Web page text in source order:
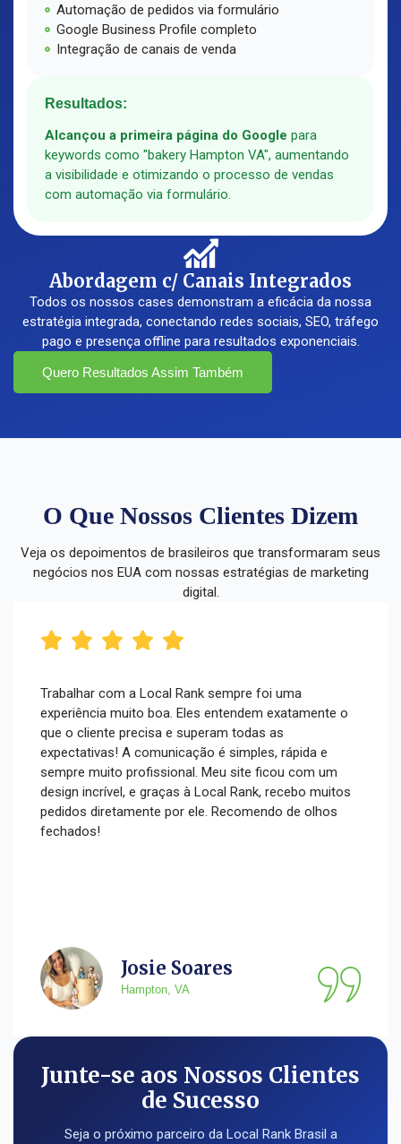
Automação de pedidos via formulário
Google Business Profile completo
Integração de canais de venda
Resultados:
Alcançou a primeira página do Google para
keywords como "bakery Hampton VA", aumentando
a visibilidade e otimizando o processo de vendas
com automação via formulário.
Abordagem c/ Canais Integrados
Todos os nossos cases demonstram a eficácia da nossa
estratégia integrada, conectando redes sociais, SEO, tráfego
pago e presença offline para resultados exponenciais.
Quero Resultados Assim Também
O Que Nossos Clientes Dizem
Veja os depoimentos de brasileiros que transformaram seus
negócios nos EUA com nossas estratégias de marketing
digital.
Trabalhar com a Local Rank sempre foi uma
experiência muito boa. Eles entendem exatamente o
que o cliente precisa e superam todas as
expectativas! A comunicação é simples, rápida e
sempre muito profissional. Meu site ficou com um
design incrível, e graças à Local Rank, recebo muitos
pedidos diretamente por ele. Recomendo de olhos
fechados!
Josie Soares
Hampton, VA
Junte-se aos Nossos Clientes
de Sucesso
Seja o próximo parceiro da Local Rank Brasil a